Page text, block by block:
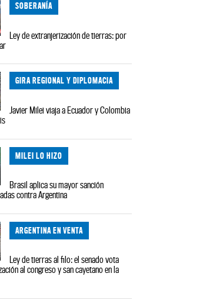
SOBERANÍA
Ley de extranjerización de tierras: por
GIRA REGIONAL Y DIPLOMACIA
Javier Milei viaja a Ecuador y Colombia
MILEI LO HIZO
Brasil aplica su mayor sanción
contra Argentina
ARGENTINA EN VENTA
Ley de tierras al filo: el senado vota
al congreso y san cayetano en la